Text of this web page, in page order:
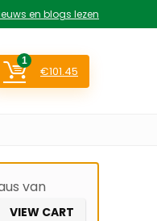
en blogs lezen
1
€101.45
van
VIEW CART